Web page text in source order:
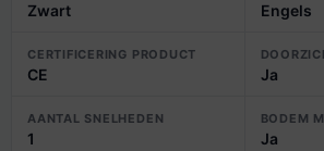
Zwart Engels
CERTIFICERING PRODUCT
CE Ja
AANTAL SNELHEDEN
1
BODEM
Ja